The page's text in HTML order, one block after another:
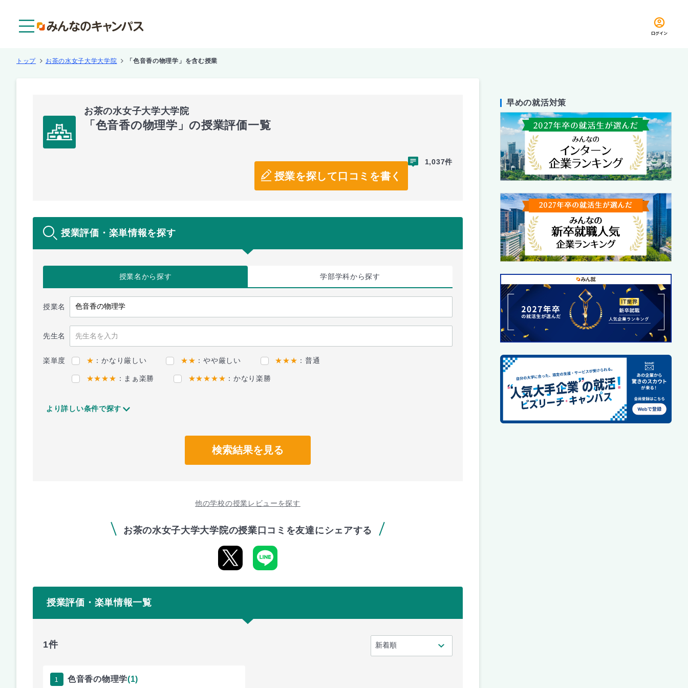
ログイン
トップ お茶の水女子大学大学院 「色音香の物理学」を含む授業
お茶の水女子大学大学院
「色音香の物理学」の授業評価一覧
授業を探して口コミを書く
1,037件
授業評価・楽単情報を探す
授業名から探す 学部学科から探す
授業名
先生名
楽単度 ★ ：かなり厳しい ★★ ：やや厳しい ★★★ ：普通
★★★★ ：まぁ楽勝 ★★★★★ ：かなり楽勝
より詳しい条件で探す
検索結果を見る
他の学校の授業レビューを探す
お茶の水女子大学大学院の授業口コミを友達にシェアする
授業評価・楽単情報一覧
1件
1 色音香の物理学(1)
早めの就活対策